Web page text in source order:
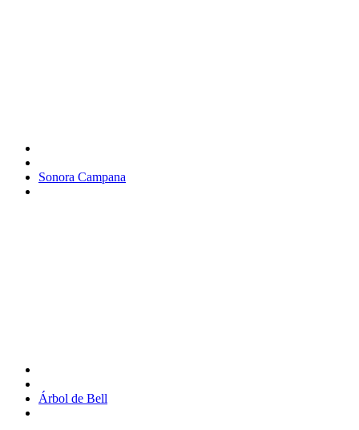
Sonora Campana
Árbol de Bell